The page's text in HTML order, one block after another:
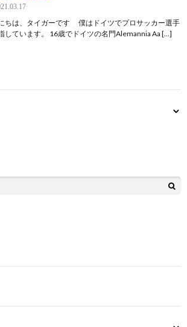
ちは、タイガーです 僕はドイツでプロサッカー選手
しています。 16歳でドイツの名門Alemannia Aa […]